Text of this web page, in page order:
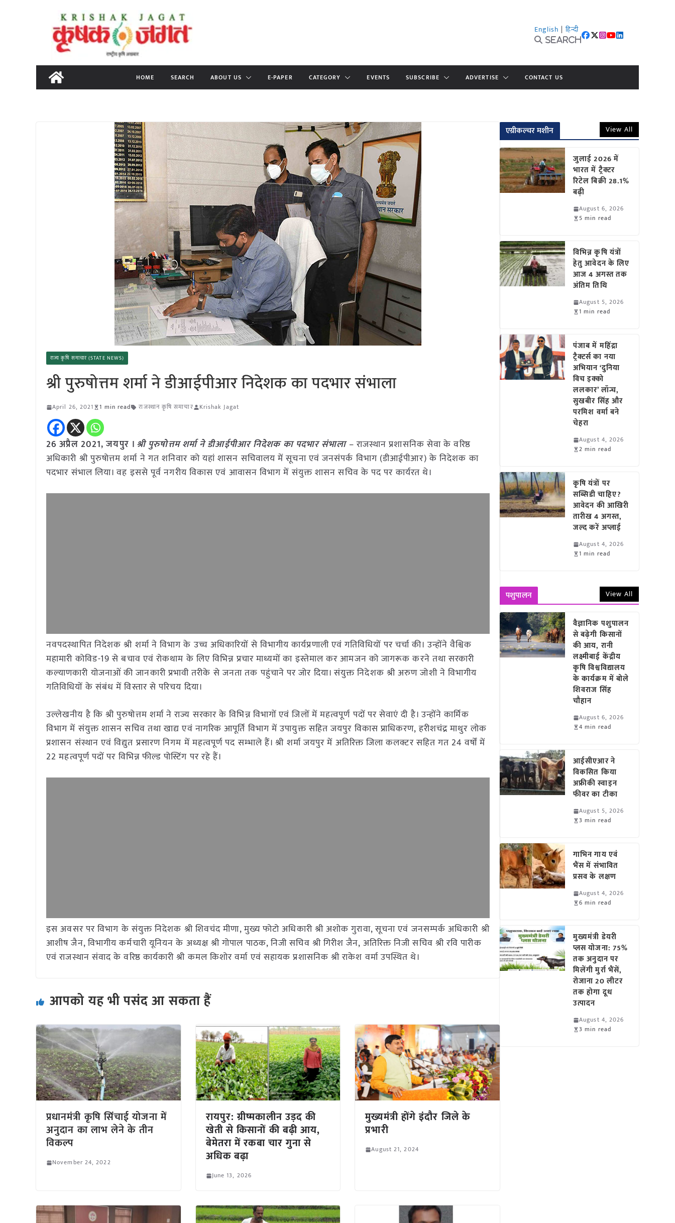
content
English | हिन्दी
Search
HOME SEARCH ABOUT US E-PAPER CATEGORY EVENTS SUBSCRIBE ADVERTISE CONTACT US
राज्य कृषि समाचार (STATE NEWS)
श्री पुरुषोत्तम शर्मा ने डीआईपीआर निदेशक का पदभार संभाला
April 26, 2021 1 min read राजस्थान कृषि समाचार Krishak Jagat
26 अप्रैल 2021, जयपुर । श्री पुरुषोत्तम शर्मा ने डीआईपीआर निदेशक का पदभार संभाला – राजस्थान प्रशासनिक सेवा के वरिष्ठ
अधिकारी श्री पुरुषोत्तम शर्मा ने गत शनिवार को यहां शासन सचिवालय में सूचना एवं जनसंपर्क विभाग (डीआईपीआर) के निदेशक का
पदभार संभाल लिया। वह इससे पूर्व नगरीय विकास एवं आवासन विभाग में संयुक्त शासन सचिव के पद पर कार्यरत थे।
नवपदस्थापित निदेशक श्री शर्मा ने विभाग के उच्च अधिकारियों से विभागीय कार्यप्रणाली एवं गतिविधियों पर चर्चा की। उन्होंने वैश्विक
महामारी कोविड-19 से बचाव एवं रोकथाम के लिए विभिन्न प्रचार माध्यमों का इस्तेमाल कर आमजन को जागरूक करने तथा सरकारी
कल्याणकारी योजनाओं की जानकारी प्रभावी तरीके से जनता तक पहुंचाने पर जोर दिया। संयुक्त निदेशक श्री अरुण जोशी ने विभागीय
गतिविधियों के संबंध में विस्तार से परिचय दिया।
उल्लेखनीय है कि श्री पुरुषोत्तम शर्मा ने राज्य सरकार के विभिन्न विभागों एवं जिलों में महत्वपूर्ण पदों पर सेवाएं दी है। उन्होंने कार्मिक
विभाग में संयुक्त शासन सचिव तथा खाद्य एवं नागरिक आपूर्ति विभाग में उपायुक्त सहित जयपुर विकास प्राधिकरण, हरीशचंद्र माथुर लोक
प्रशासन संस्थान एवं विद्युत प्रसारण निगम में महत्वपूर्ण पद सम्भाले हैं। श्री शर्मा जयपुर में अतिरिक्त जिला कलक्टर सहित गत 24 वर्षों में
22 महत्वपूर्ण पदों पर विभिन्न फील्ड पोस्टिंग पर रहे हैं।
इस अवसर पर विभाग के संयुक्त निदेशक श्री शिवचंद मीणा, मुख्य फोटो अधिकारी श्री अशोक गुरावा, सूचना एवं जनसम्पर्क अधिकारी श्री
आशीष जैन, विभागीय कर्मचारी यूनियन के अध्यक्ष श्री गोपाल पाठक, निजी सचिव श्री गिरीश जैन, अतिरिक्त निजी सचिव श्री रवि पारीक
एवं राजस्थान संवाद के वरिष्ठ कार्यकारी श्री कमल किशोर वर्मा एवं सहायक प्रशासनिक श्री राकेश वर्मा उपस्थित थे।
आपको यह भी पसंद आ सकता हैं
प्रधानमंत्री कृषि सिंचाई योजना में
अनुदान का लाभ लेने के तीन
विकल्प
November 24, 2022
रायपुर: ग्रीष्मकालीन उड़द की
खेती से किसानों की बढ़ी आय,
बेमेतरा में रकबा चार गुना से
अधिक बढ़ा
June 13, 2026
मुख्यमंत्री होंगे इंदौर जिले के
प्रभारी
August 21, 2024
एग्रीकल्चर मशीन View All
जुलाई 2026 में
भारत में ट्रैक्टर
रिटेल बिक्री 28.1%
बढ़ी
August 6, 2026
5 min read
विभिन्न कृषि यंत्रों
हेतु आवेदन के लिए
आज 4 अगस्त तक
अंतिम तिथि
August 5, 2026
1 min read
पंजाब में महिंद्रा
ट्रैक्टर्स का नया
अभियान ‘दुनिया
विच इक्को
ललकार’ लॉन्च,
सुखबीर सिंह और
परमिश वर्मा बने
चेहरा
August 4, 2026
2 min read
कृषि यंत्रों पर
सब्सिडी चाहिए?
आवेदन की आखिरी
तारीख 4 अगस्त,
जल्द करें अप्लाई
August 4, 2026
1 min read
पशुपालन View All
वैज्ञानिक पशुपालन
से बढ़ेगी किसानों
की आय, रानी
लक्ष्मीबाई केंद्रीय
कृषि विश्वविद्यालय
के कार्यक्रम में बोले
शिवराज सिंह
चौहान
August 6, 2026
4 min read
आईसीएआर ने
विकसित किया
अफ्रीकी स्वाइन
फीवर का टीका
August 5, 2026
3 min read
गाभिन गाय एवं
भैंस में संभावित
प्रसव के लक्षण
August 4, 2026
6 min read
मुख्यमंत्री डेयरी
प्लस योजना: 75%
तक अनुदान पर
मिलेंगी मुर्रा भैंसें,
रोजाना 20 लीटर
तक होगा दूध
उत्पादन
August 4, 2026
3 min read